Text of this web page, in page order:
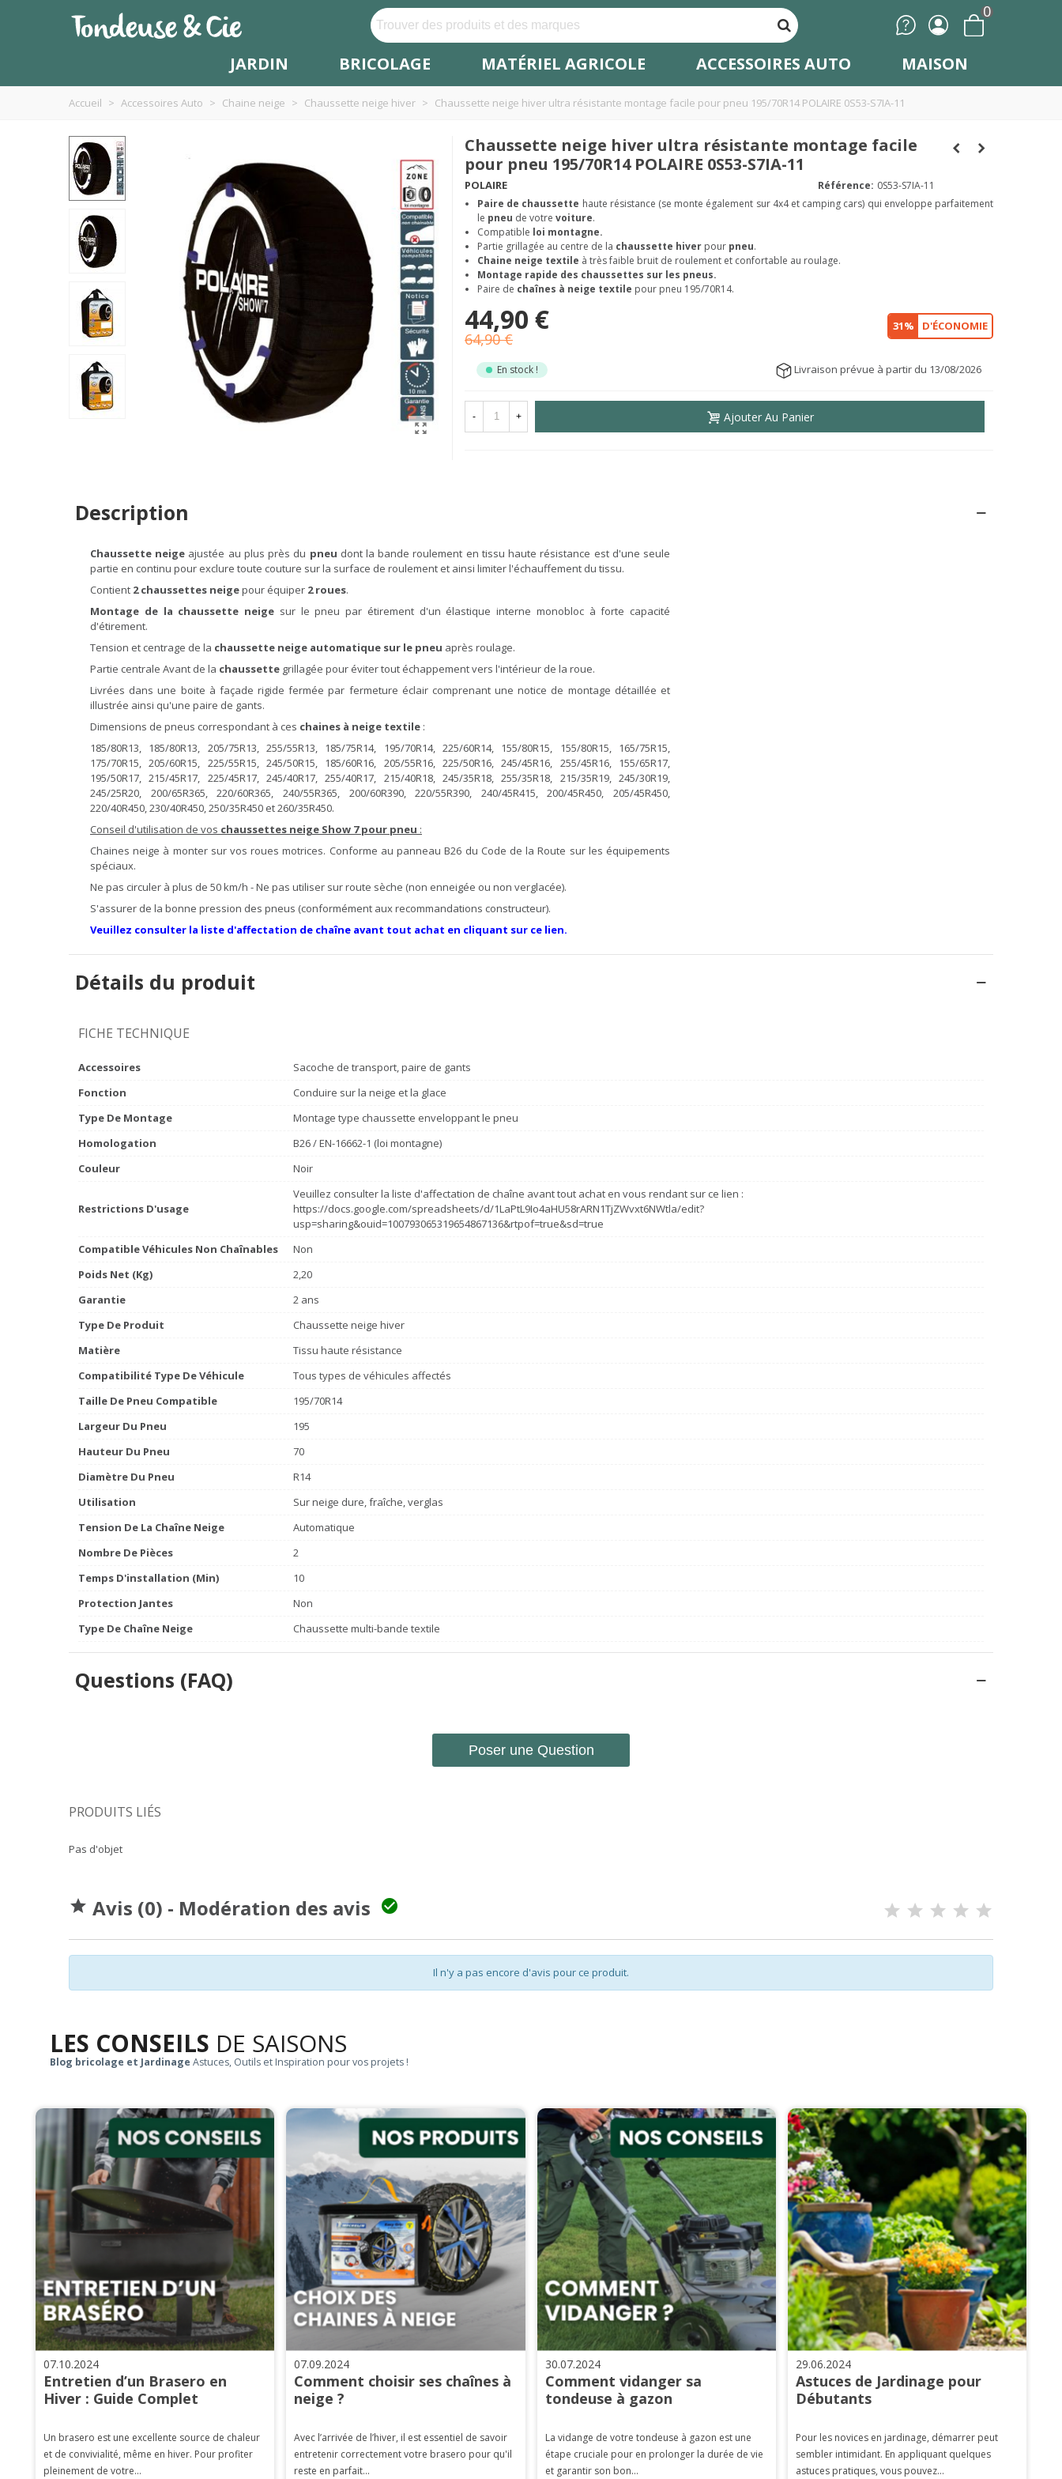
0
JARDIN BRICOLAGE MATÉRIEL AGRICOLE ACCESSOIRES AUTO MAISON
Accueil > Accessoires Auto > Chaine neige > Chaussette neige hiver > Chaussette neige hiver ultra résistante montage facile pour pneu 195/70R14 POLAIRE 0S53-S7IA-11
Chaussette neige hiver ultra résistante montage facile
pour pneu 195/70R14 POLAIRE 0S53-S7IA-11
POLAIRE Référence: 0S53-S7IA-11
Paire de chaussette haute résistance (se monte également sur 4x4 et camping cars) qui enveloppe parfaitement
le pneu de votre voiture.
Compatible loi montagne.
Partie grillagée au centre de la chaussette hiver pour pneu.
Chaine neige textile à très faible bruit de roulement et confortable au roulage.
Montage rapide des chaussettes sur les pneus.
Paire de chaînes à neige textile pour pneu 195/70R14.
44,90 €
64,90 €
31% D'ÉCONOMIE
En stock ! Livraison prévue à partir du 13/08/2026
- + Ajouter Au Panier
Description
Chaussette neige ajustée au plus près du pneu dont la bande roulement en tissu haute résistance est d'une seule
partie en continu pour exclure toute couture sur la surface de roulement et ainsi limiter l'échauffement du tissu.
Contient 2 chaussettes neigepour équiper 2 roues.
Montage de la chaussette neige sur le pneu par étirement d'un élastique interne monobloc à forte capacité
d'étirement.
Tension et centrage de la chaussette neige automatique sur le pneu après roulage.
Partie centrale Avant de la chaussette grillagée pour éviter tout échappement vers l'intérieur de la roue.
Livrées dans une boite à façade rigide fermée par fermeture éclair comprenant une notice de montage détaillée et
illustrée ainsi qu'une paire de gants.
Dimensions de pneus correspondant à ces chaines à neige textile :
185/80R13, 185/80R13, 205/75R13, 255/55R13, 185/75R14, 195/70R14, 225/60R14, 155/80R15, 155/80R15, 165/75R15,
175/70R15, 205/60R15, 225/55R15, 245/50R15, 185/60R16, 205/55R16, 225/50R16, 245/45R16, 255/45R16, 155/65R17,
195/50R17, 215/45R17, 225/45R17, 245/40R17, 255/40R17, 215/40R18, 245/35R18, 255/35R18, 215/35R19, 245/30R19,
245/25R20, 200/65R365, 220/60R365, 240/55R365, 200/60R390, 220/55R390, 240/45R415, 200/45R450, 205/45R450,
220/40R450, 230/40R450, 250/35R450 et 260/35R450.
Conseil d'utilisation de vos chaussettes neige Show 7 pour pneu :
Chaines neige à monter sur vos roues motrices. Conforme au panneau B26 du Code de la Route sur les équipements
spéciaux.
Ne pas circuler à plus de 50 km/h - Ne pas utiliser sur route sèche (non enneigée ou non verglacée).
S'assurer de la bonne pression des pneus (conformément aux recommandations constructeur).
Veuillez consulter la liste d'affectation de chaîne avant tout achat en cliquant sur ce lien.
Détails du produit
FICHE TECHNIQUE
Accessoires
Sacoche de transport, paire de gants
Fonction
Conduire sur la neige et la glace
Type De Montage
Montage type chaussette enveloppant le pneu
Homologation
B26 / EN-16662-1 (loi montagne)
Couleur
Noir
Restrictions D'usage
Veuillez consulter la liste d'affectation de chaîne avant tout achat en vous rendant sur ce lien :
https://docs.google.com/spreadsheets/d/1LaPtL9Io4aHU58rARN1TjZWvxt6NWtla/edit?
usp=sharing&ouid=100793065319654867136&rtpof=true&sd=true
Compatible Véhicules Non Chaînables
Non
Poids Net (Kg)
2,20
Garantie
2 ans
Type De Produit
Chaussette neige hiver
Matière
Tissu haute résistance
Compatibilité Type De Véhicule
Tous types de véhicules affectés
Taille De Pneu Compatible
195/70R14
Largeur Du Pneu
195
Hauteur Du Pneu
70
Diamètre Du Pneu
R14
Utilisation
Sur neige dure, fraîche, verglas
Tension De La Chaîne Neige
Automatique
Nombre De Pièces
2
Temps D'installation (min)
10
Protection Jantes
Non
Type De Chaîne Neige
Chaussette multi-bande textile
Questions (FAQ)
Poser une Question
PRODUITS LIÉS
Pas d'objet
 Avis (0) - Modération des avis 
Il n'y a pas encore d'avis pour ce produit.
LES CONSEILS DE SAISONS
Blog bricolage et Jardinage Astuces, Outils et Inspiration pour vos projets !
07.10.2024
Entretien d’un Brasero en
Hiver : Guide Complet
Un brasero est une excellente source de chaleur
et de convivialité, même en hiver. Pour profiter
pleinement de votre...
07.09.2024
Comment choisir ses chaînes à
neige ?
Avec l’arrivée de l’hiver, il est essentiel de savoir
entretenir correctement votre brasero pour qu'il
reste en parfait...
30.07.2024
Comment vidanger sa
tondeuse à gazon
La vidange de votre tondeuse à gazon est une
étape cruciale pour en prolonger la durée de vie
et garantir son bon...
29.06.2024
Astuces de Jardinage pour
Débutants
Pour les novices en jardinage, démarrer peut
sembler intimidant. En appliquant quelques
astuces pratiques, vous pouvez...